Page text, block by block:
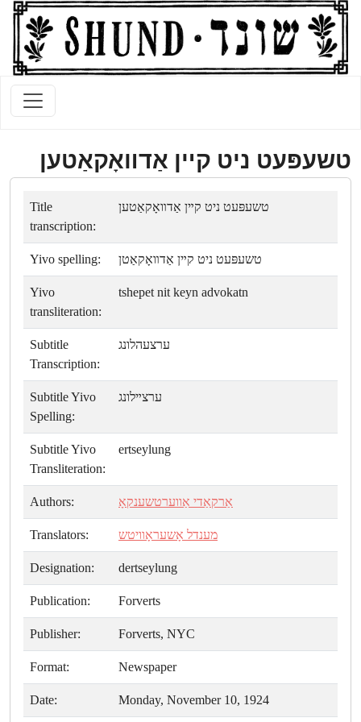
טשעפּעט ניט קײן אַדװאָקאַטען
Title
transcription:
טשעפּעט ניט קײן אַדװאָקאַטען
Yivo spelling: טשעפּעט ניט קײן אַדװאָקאַטן
Yivo
transliteration:
tshepet nit keyn advokatn
Subtitle
Transcription:
ערצעהלונג
Subtitle Yivo
Spelling:
ערצײלונג
Subtitle Yivo
Transliteration:
ertseylung
Authors: אַרקאַדי אַווערטשענקאָ
Translators: מענדל אָשעראָוויטש
Designation: dertseylung
Publication: Forverts
Publisher: Forverts, NYC
Format: Newspaper
Date: Monday, November 10, 1924